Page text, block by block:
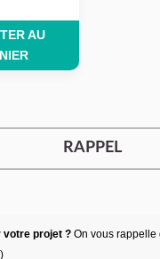
AU
RAPPEL
votre projet ? On vous